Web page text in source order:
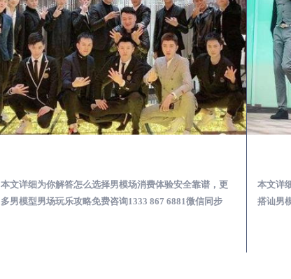
本文详细为你解答怎么选择男模场消费体验安全靠谱，更
多男模型男场玩乐攻略免费咨询1333 867 6881微信同步
本文详
搭讪男